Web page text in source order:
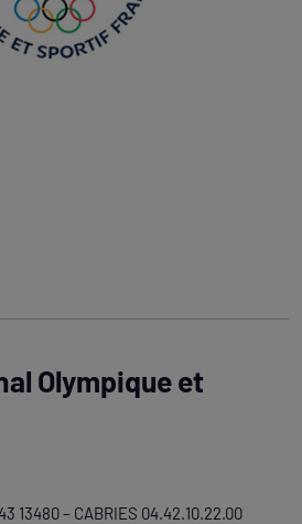
Olympique et
13480 – CABRIES 04.42.10.22.00